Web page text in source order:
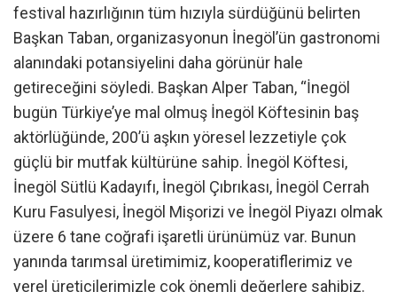
festival hazırlığının tüm hızıyla sürdüğünü belirten
Başkan Taban, organizasyonun İnegöl’ün gastronomi
alanındaki potansiyelini daha görünür hale
getireceğini söyledi. Başkan Alper Taban, “İnegöl
bugün Türkiye’ye mal olmuş İnegöl Köftesinin baş
aktörlüğünde, 200’ü aşkın yöresel lezzetiyle çok
güçlü bir mutfak kültürüne sahip. İnegöl Köftesi,
İnegöl Sütlü Kadayıfı, İnegöl Çıbrıkası, İnegöl Cerrah
Kuru Fasulyesi, İnegöl Mişorizi ve İnegöl Piyazı olmak
üzere 6 tane coğrafi işaretli ürünümüz var. Bunun
yanında tarımsal üretimimiz, kooperatiflerimiz ve
yerel üreticilerimizle çok önemli değerlere sahibiz.